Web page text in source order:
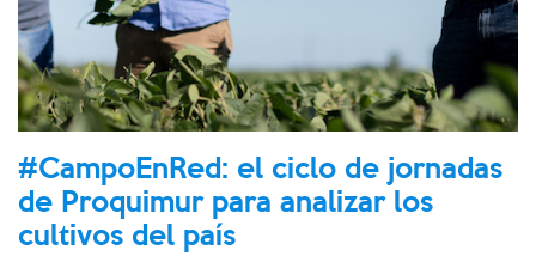
#CampoEnRed: el ciclo de jornadas
de Proquimur para analizar los
cultivos del país